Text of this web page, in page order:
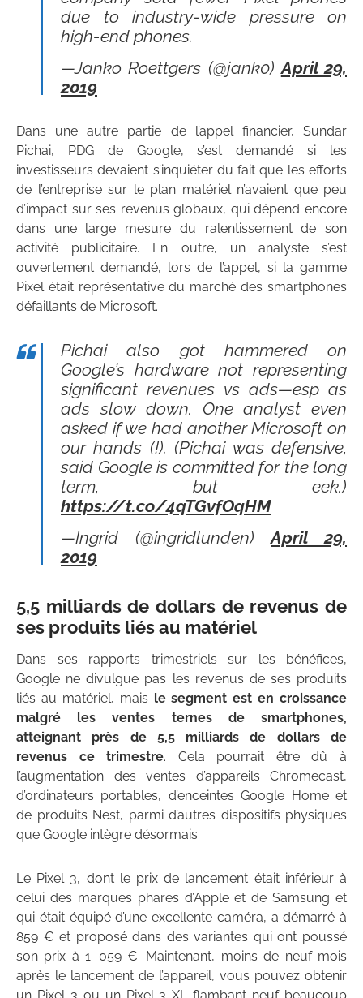
due to industry-wide pressure on
high-end phones.
—Janko Roettgers (@jank0)April 29,
2019
Dans une autre partie de l’appel financier, Sundar
Pichai, PDG de Google, s’est demandé si les
investisseurs devaient s’inquiéter du fait que les efforts
de l’entreprise sur le plan matériel n’avaient que peu
d’impact sur ses revenus globaux, qui dépend encore
dans une large mesure du ralentissement de son
activité publicitaire. En outre, un analyste s’est
ouvertement demandé, lors de l’appel, si la gamme
Pixel était représentative du marché des smartphones
défaillants de Microsoft.
Pichai also got hammered on
Google’s hardware not representing
significant revenues vs ads—esp as
ads slow down. One analyst even
asked if we had another Microsoft on
our hands (!). (Pichai was defensive,
said Google is committed for the long
term, but eek.)
https://t.co/4qTGvfOqHM
—Ingrid (@ingridlunden)April 29,
2019
5,5 milliards de dollars de revenus de
ses produits liés au matériel
Dans ses rapports trimestriels sur les bénéfices,
Google ne divulgue pas les revenus de ses produits
liés au matériel, mais le segment est en croissance
malgré les ventes ternes de smartphones,
atteignant près de 5,5 milliards de dollars de
revenus ce trimestre. Cela pourrait être dû à
l’augmentation des ventes d’appareils Chromecast,
d’ordinateurs portables, d’enceintes Google Home et
de produits Nest, parmi d’autres dispositifs physiques
que Google intègre désormais.
Le Pixel 3, dont le prix de lancement était inférieur à
celui des marques phares d’Apple et de Samsung et
qui était équipé d’une excellente caméra, a démarré à
859 € et proposé dans des variantes qui ont poussé
son prix à 1 059 €. Maintenant, moins de neuf mois
après le lancement de l’appareil, vous pouvez obtenir